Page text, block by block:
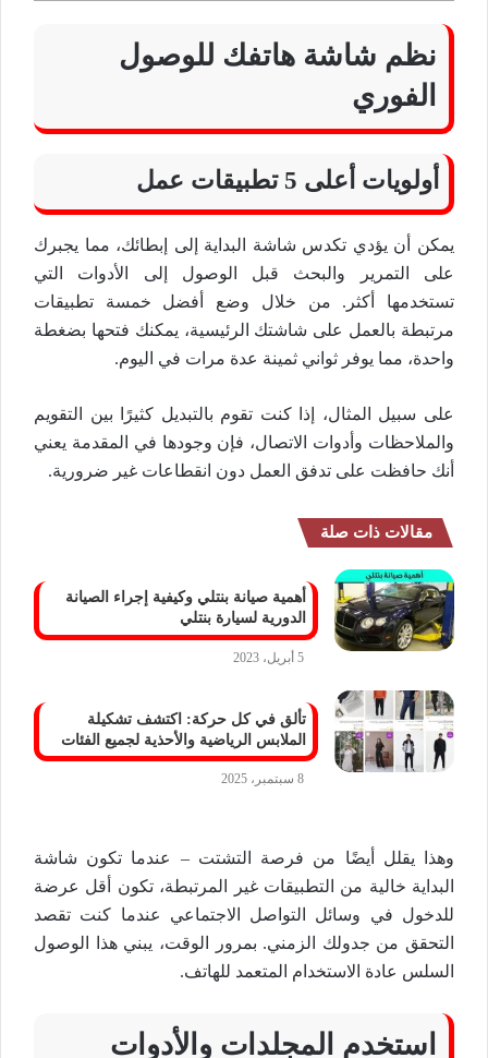
نظم شاشة هاتفك للوصول
الفوري
أولويات أعلى 5 تطبيقات عمل
يمكن أن يؤدي تكدس شاشة البداية إلى إبطائك، مما يجبرك
على التمرير والبحث قبل الوصول إلى الأدوات التي
تستخدمها أكثر. من خلال وضع أفضل خمسة تطبيقات
مرتبطة بالعمل على شاشتك الرئيسية، يمكنك فتحها بضغطة
واحدة، مما يوفر ثواني ثمينة عدة مرات في اليوم.
على سبيل المثال، إذا كنت تقوم بالتبديل كثيرًا بين التقويم
والملاحظات وأدوات الاتصال، فإن وجودها في المقدمة يعني
أنك حافظت على تدفق العمل دون انقطاعات غير ضرورية.
مقالات ذات صلة
أهمية صيانة بنتلي وكيفية إجراء الصيانة
الدورية لسيارة بنتلي
5 أبريل، 2023
تألق في كل حركة: اكتشف تشكيلة
الملابس الرياضية والأحذية لجميع الفئات
8 سبتمبر، 2025
وهذا يقلل أيضًا من فرصة التشتت – عندما تكون شاشة
البداية خالية من التطبيقات غير المرتبطة، تكون أقل عرضة
للدخول في وسائل التواصل الاجتماعي عندما كنت تقصد
التحقق من جدولك الزمني. بمرور الوقت، يبني هذا الوصول
السلس عادة الاستخدام المتعمد للهاتف.
استخدم المجلدات والأدوات